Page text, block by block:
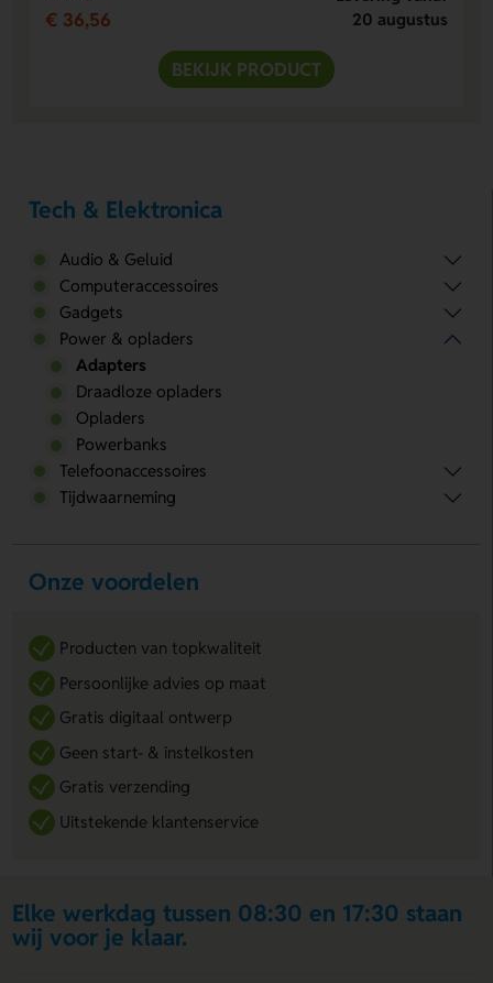
€ 36,56
20 augustus
BEKIJK PRODUCT
Tech & Elektronica
Audio & Geluid
Computeraccessoires
Gadgets
Power & opladers
Adapters
Draadloze opladers
Opladers
Powerbanks
Telefoonaccessoires
Tijdwaarneming
Onze voordelen
Producten van topkwaliteit
Persoonlijke advies op maat
Gratis digitaal ontwerp
Geen start- & instelkosten
Gratis verzending
Uitstekende klantenservice
Elke werkdag tussen 08:30 en 17:30 staan
wij voor je klaar.